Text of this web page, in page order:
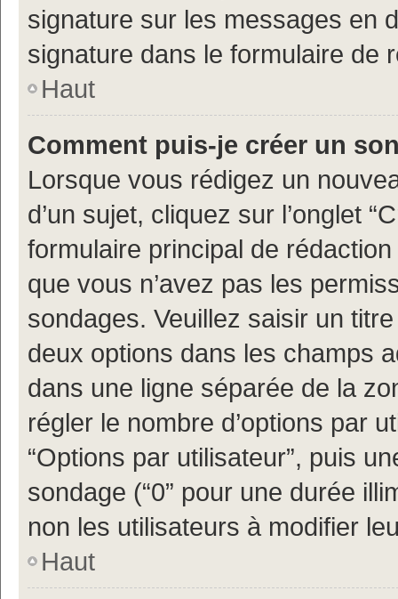
signature sur les messages en
signature dans le formulaire de
Haut
Comment puis-je créer un
Lorsque vous rédigez un
d’un sujet, cliquez sur l’onglet
formulaire principal de
que vous n’avez pas les
sondages. Veuillez saisir un
deux options dans les champs
dans une ligne séparée de la
régler le nombre d’options par
“Options par utilisateur”, puis
sondage (“0” pour une durée
non les utilisateurs à modifier
Haut